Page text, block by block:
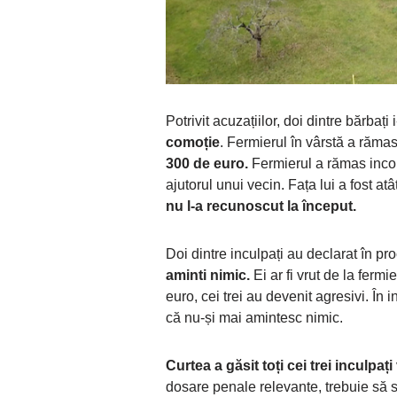
Potrivit acuzațiilor, doi dintre bărbați
comoție. Fermierul în vârstă a
300 de euro. Fermierul a rămas
ajutorul unui vecin. Fața lui a fost
nu l-a recunoscut la început.
Doi dintre inculpați au declarat în
aminti nimic. Ei ar fi vrut de la
euro, cei trei au devenit agresivi. În
că nu-și mai amintesc nimic.
Curtea a găsit toți cei trei inculpați
dosare penale relevante, trebuie să